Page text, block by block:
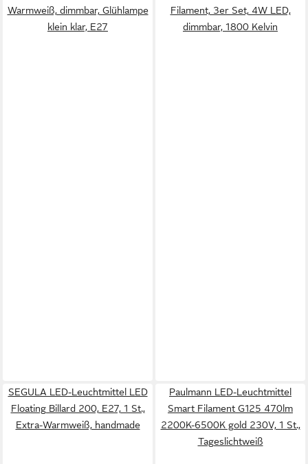
Warmweiß, dimmbar, Glühlampe
klein klar, E27
Filament, 3er Set, 4W LED,
dimmbar, 1800 Kelvin
SEGULA LED-Leuchtmittel LED
Floating Billard 200, E27, 1 St.,
Extra-Warmweiß, handmade
Paulmann LED-Leuchtmittel
Smart Filament G125 470lm
2200K-6500K gold 230V, 1 St.,
Tageslichtweiß